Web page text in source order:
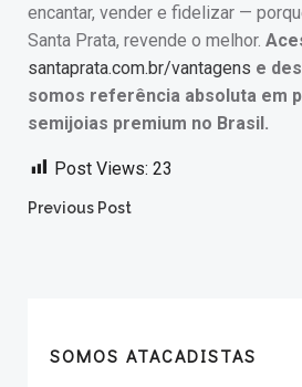
encantar, vender e fidelizar —
Santa Prata, revende o melhor.
santaprata.com.br/vantagens e
somos referência absoluta em
semijoias premium no Brasil.
Post Views: 23
Post
Previous Post
SOMOS ATACADISTAS